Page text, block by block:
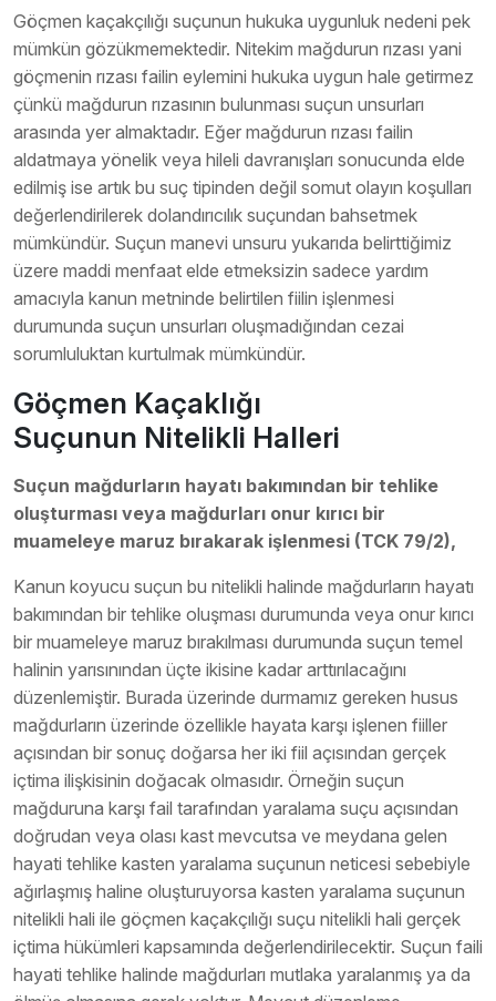
Göçmen kaçakçılığı suçunun hukuka uygunluk nedeni pek
mümkün gözükmemektedir. Nitekim mağdurun rızası yani
göçmenin rızası failin eylemini hukuka uygun hale getirmez
çünkü mağdurun rızasının bulunması suçun unsurları
arasında yer almaktadır. Eğer mağdurun rızası failin
aldatmaya yönelik veya hileli davranışları sonucunda elde
edilmiş ise artık bu suç tipinden değil somut olayın koşulları
değerlendirilerek dolandırıcılık suçundan bahsetmek
mümkündür. Suçun manevi unsuru yukarıda belirttiğimiz
üzere maddi menfaat elde etmeksizin sadece yardım
amacıyla kanun metninde belirtilen fiilin işlenmesi
durumunda suçun unsurları oluşmadığından cezai
sorumluluktan kurtulmak mümkündür.
Göçmen Kaçaklığı
Suçunun Nitelikli Halleri
Suçun mağdurların hayatı bakımından bir tehlike
oluşturması veya mağdurları onur kırıcı bir
muameleye maruz bırakarak işlenmesi (TCK 79/2),
Kanun koyucu suçun bu nitelikli halinde mağdurların hayatı
bakımından bir tehlike oluşması durumunda veya onur kırıcı
bir muameleye maruz bırakılması durumunda suçun temel
halinin yarısınından üçte ikisine kadar arttırılacağını
düzenlemiştir. Burada üzerinde durmamız gereken husus
mağdurların üzerinde özellikle hayata karşı işlenen fiiller
açısından bir sonuç doğarsa her iki fiil açısından gerçek
içtima ilişkisinin doğacak olmasıdır. Örneğin suçun
mağduruna karşı fail tarafından yaralama suçu açısından
doğrudan veya olası kast mevcutsa ve meydana gelen
hayati tehlike kasten yaralama suçunun neticesi sebebiyle
ağırlaşmış haline oluşturuyorsa kasten yaralama suçunun
nitelikli hali ile göçmen kaçakçılığı suçu nitelikli hali gerçek
içtima hükümleri kapsamında değerlendirilecektir. Suçun faili
hayati tehlike halinde mağdurları mutlaka yaralanmış ya da